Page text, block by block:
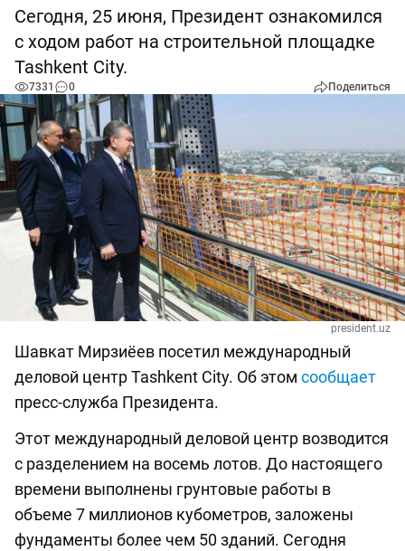
Сегодня, 25 июня, Президент ознакомился
с ходом работ на строительной площадке
Tashkent City.
7331 0 Поделиться
president.uz
Шавкат Мирзиёев посетил международный
деловой центр Tashkent City. Об этом сообщает
пресс-служба Президента.
Этот международный деловой центр возводится
с разделением на восемь лотов. До настоящего
времени выполнены грунтовые работы в
объеме 7 миллионов кубометров, заложены
фундаменты более чем 50 зданий. Сегодня